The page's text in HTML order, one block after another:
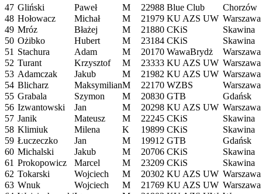
47 Gliński Paweł M 22988 Blue Club
Chorzów
48 Hołowacz Michał M 21979 KU AZS UW Warszawa
49 Mróz Błażej M 21880 CKiS
Skawina
50 Ożibko Hubert M 23184 CKiS
Skawina
51 Stachura Adam M 20170 WawaBrydż
Warszawa
52 Turant Krzysztof M 23333 KU AZS UW Warszawa
53 Adamczak Jakub M 21982 KU AZS UW Warszawa
54 Blicharz MaksymilianM 22170 WZBS
Warszawa
55 Grabala Szymon M 20830 GTB
Gdańsk
56 Izwantowski Jan M 20298 KU AZS UW Warszawa
57 Janik Mateusz M 22245 CKiS
Skawina
58 Klimiuk Milena K 19899 CKiS
Skawina
59 Łuczeczko Jan M 19912 GTB
Gdańsk
60 Michalski Jakub M 20706 CKiS
Skawina
61 Prokopowicz Marcel M 23209 CKiS
Skawina
62 Tokarski Wojciech M 20302 KU AZS UW Warszawa
63 Wnuk Wojciech M 21769 KU AZS UW Warszawa